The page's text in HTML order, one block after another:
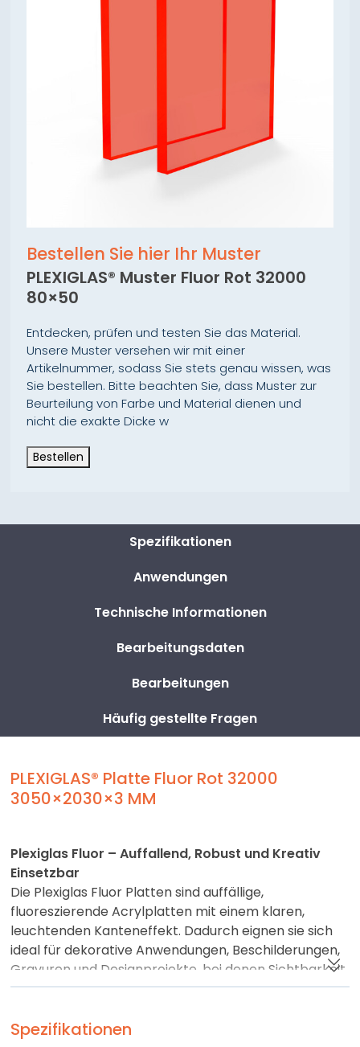
Bestellen Sie hier Ihr Muster
PLEXIGLAS® Muster Fluor Rot 32000
80×50
Entdecken, prüfen und testen Sie das Material.
Unsere Muster versehen wir mit einer
Artikelnummer, sodass Sie stets genau wissen, was
Sie bestellen. Bitte beachten Sie, dass Muster zur
Beurteilung von Farbe und Material dienen und
nicht die exakte Dicke w
Bestellen
Spezifikationen
Anwendungen
Technische Informationen
Bearbeitungsdaten
Bearbeitungen
Häufig gestellte Fragen
PLEXIGLAS® Platte Fluor Rot 32000
3050×2030×3 MM
Plexiglas Fluor – Auffallend, Robust und Kreativ
Einsetzbar
Die Plexiglas Fluor Platten sind auffällige,
fluoreszierende Acrylplatten mit einem klaren,
leuchtenden Kanten­effekt. Dadurch eignen sie sich
ideal für dekorative Anwendungen, Beschilderungen,
Gravuren und Designprojekte, bei denen Sichtbarkeit
und Ausstrahlung eine wichtige Rolle spielen.
Wie andere Plexiglas Varianten ist auch Fluor robust,
Spezifikationen